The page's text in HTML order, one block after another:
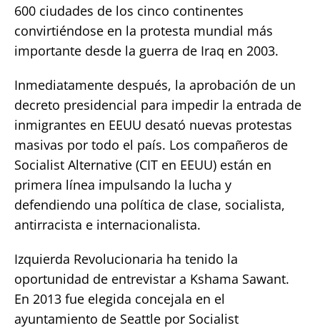
600 ciudades de los cinco continentes
convirtiéndose en la protesta mundial más
importante desde la guerra de Iraq en 2003.
Inmediatamente después, la aprobación de un
decreto presidencial para impedir la entrada de
inmigrantes en EEUU desató nuevas protestas
masivas por todo el país. Los compañeros de
Socialist Alternative (CIT en EEUU) están en
primera línea impulsando la lucha y
defendiendo una política de clase, socialista,
antirracista e internacionalista.
Izquierda Revolucionaria ha tenido la
oportunidad de entrevistar a Kshama Sawant.
En 2013 fue elegida concejala en el
ayuntamiento de Seattle por Socialist